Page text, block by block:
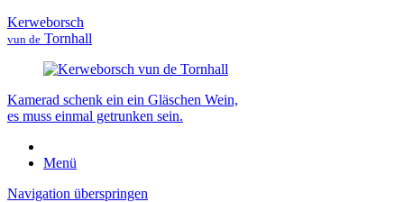
Kerweborsch
vun de Tornhall
Kamerad schenk ein ein Gläschen Wein,
es muss einmal getrunken sein.
Menü
Navigation überspringen